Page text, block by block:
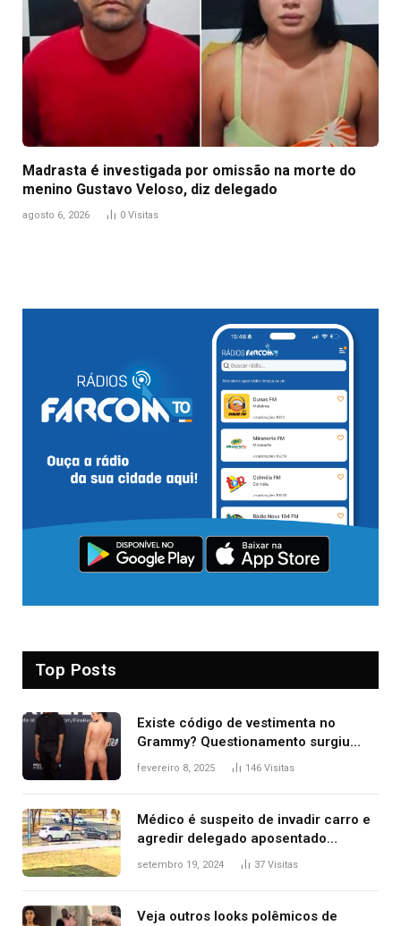
Madrasta é investigada por omissão na morte do
menino Gustavo Veloso, diz delegado
agosto 6, 2026 0 Visitas
Top Posts
Existe código de vestimenta no
Grammy? Questionamento surgiu
após Bianca Censori, mulher de
fevereiro 8, 2025 146 Visitas
Médico é suspeito de invadir carro e
agredir delegado aposentado
durante confusão no trânsito
setembro 19, 2024 37 Visitas
Veja outros looks polêmicos de